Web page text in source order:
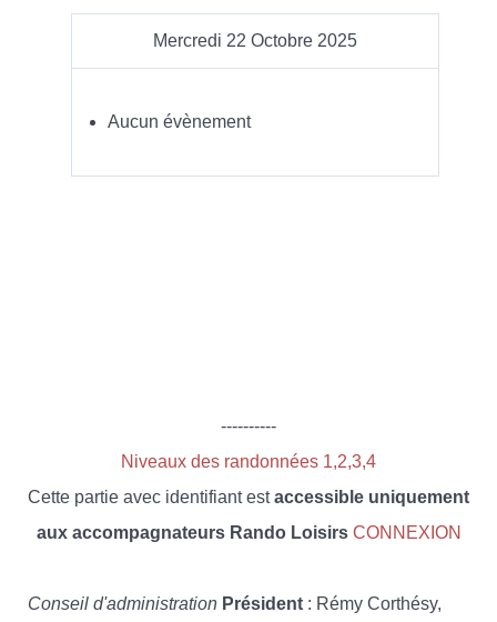
Mercredi 22 Octobre 2025
Aucun évènement
----------
Niveaux des randonnées 1,2,3,4
Cette partie avec identifiant estaccessible uniquement
aux accompagnateurs Rando Loisirs CONNEXION
Conseil d'administration Président : Rémy Corthésy,